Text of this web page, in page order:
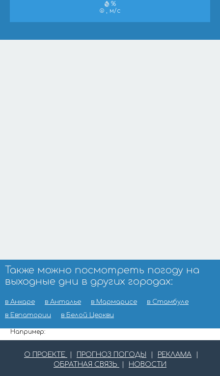
%
, м/с
Также можно посмотреть погоду на
выходные дни в других городах:
в Анкаре в Анталье в Мармарисе
в Стамбуле
в Евпатории
в Белой Церкви
Например:
О ПРОЕКТЕ ПРОГНОЗ ПОГОДЫ РЕКЛАМА
ОБРАТНАЯ СВЯЗЬ
НОВОСТИ